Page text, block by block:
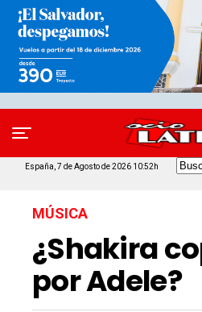
España, 7 de Agosto de 2026 10:52h
MÚSICA
¿Shakira
por Adele?